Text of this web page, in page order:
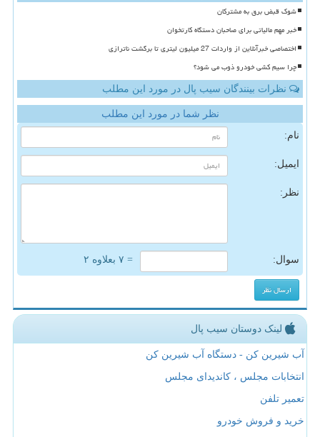
شوک قبض برق به مشترکان
خبر مهم مالیاتی برای صاحبان دستگاه کارتخوان
اختصاصی خبرآنلاین از واردات 27 میلیون لیتری تا برگشت ناترازی
چرا سیم کشی خودرو ذوب می شود؟
نظرات بینندگان سیب پال در مورد این مطلب
نظر شما در مورد این مطلب
نام:
ایمیل:
نظر:
سوال: = ۷ بعلاوه ۲
لینک دوستان سیب پال
آب شیرین کن - دستگاه آب شیرین کن
انتخابات مجلس ، کاندیدای مجلس
تعمیر تلفن
خرید و فروش خودرو